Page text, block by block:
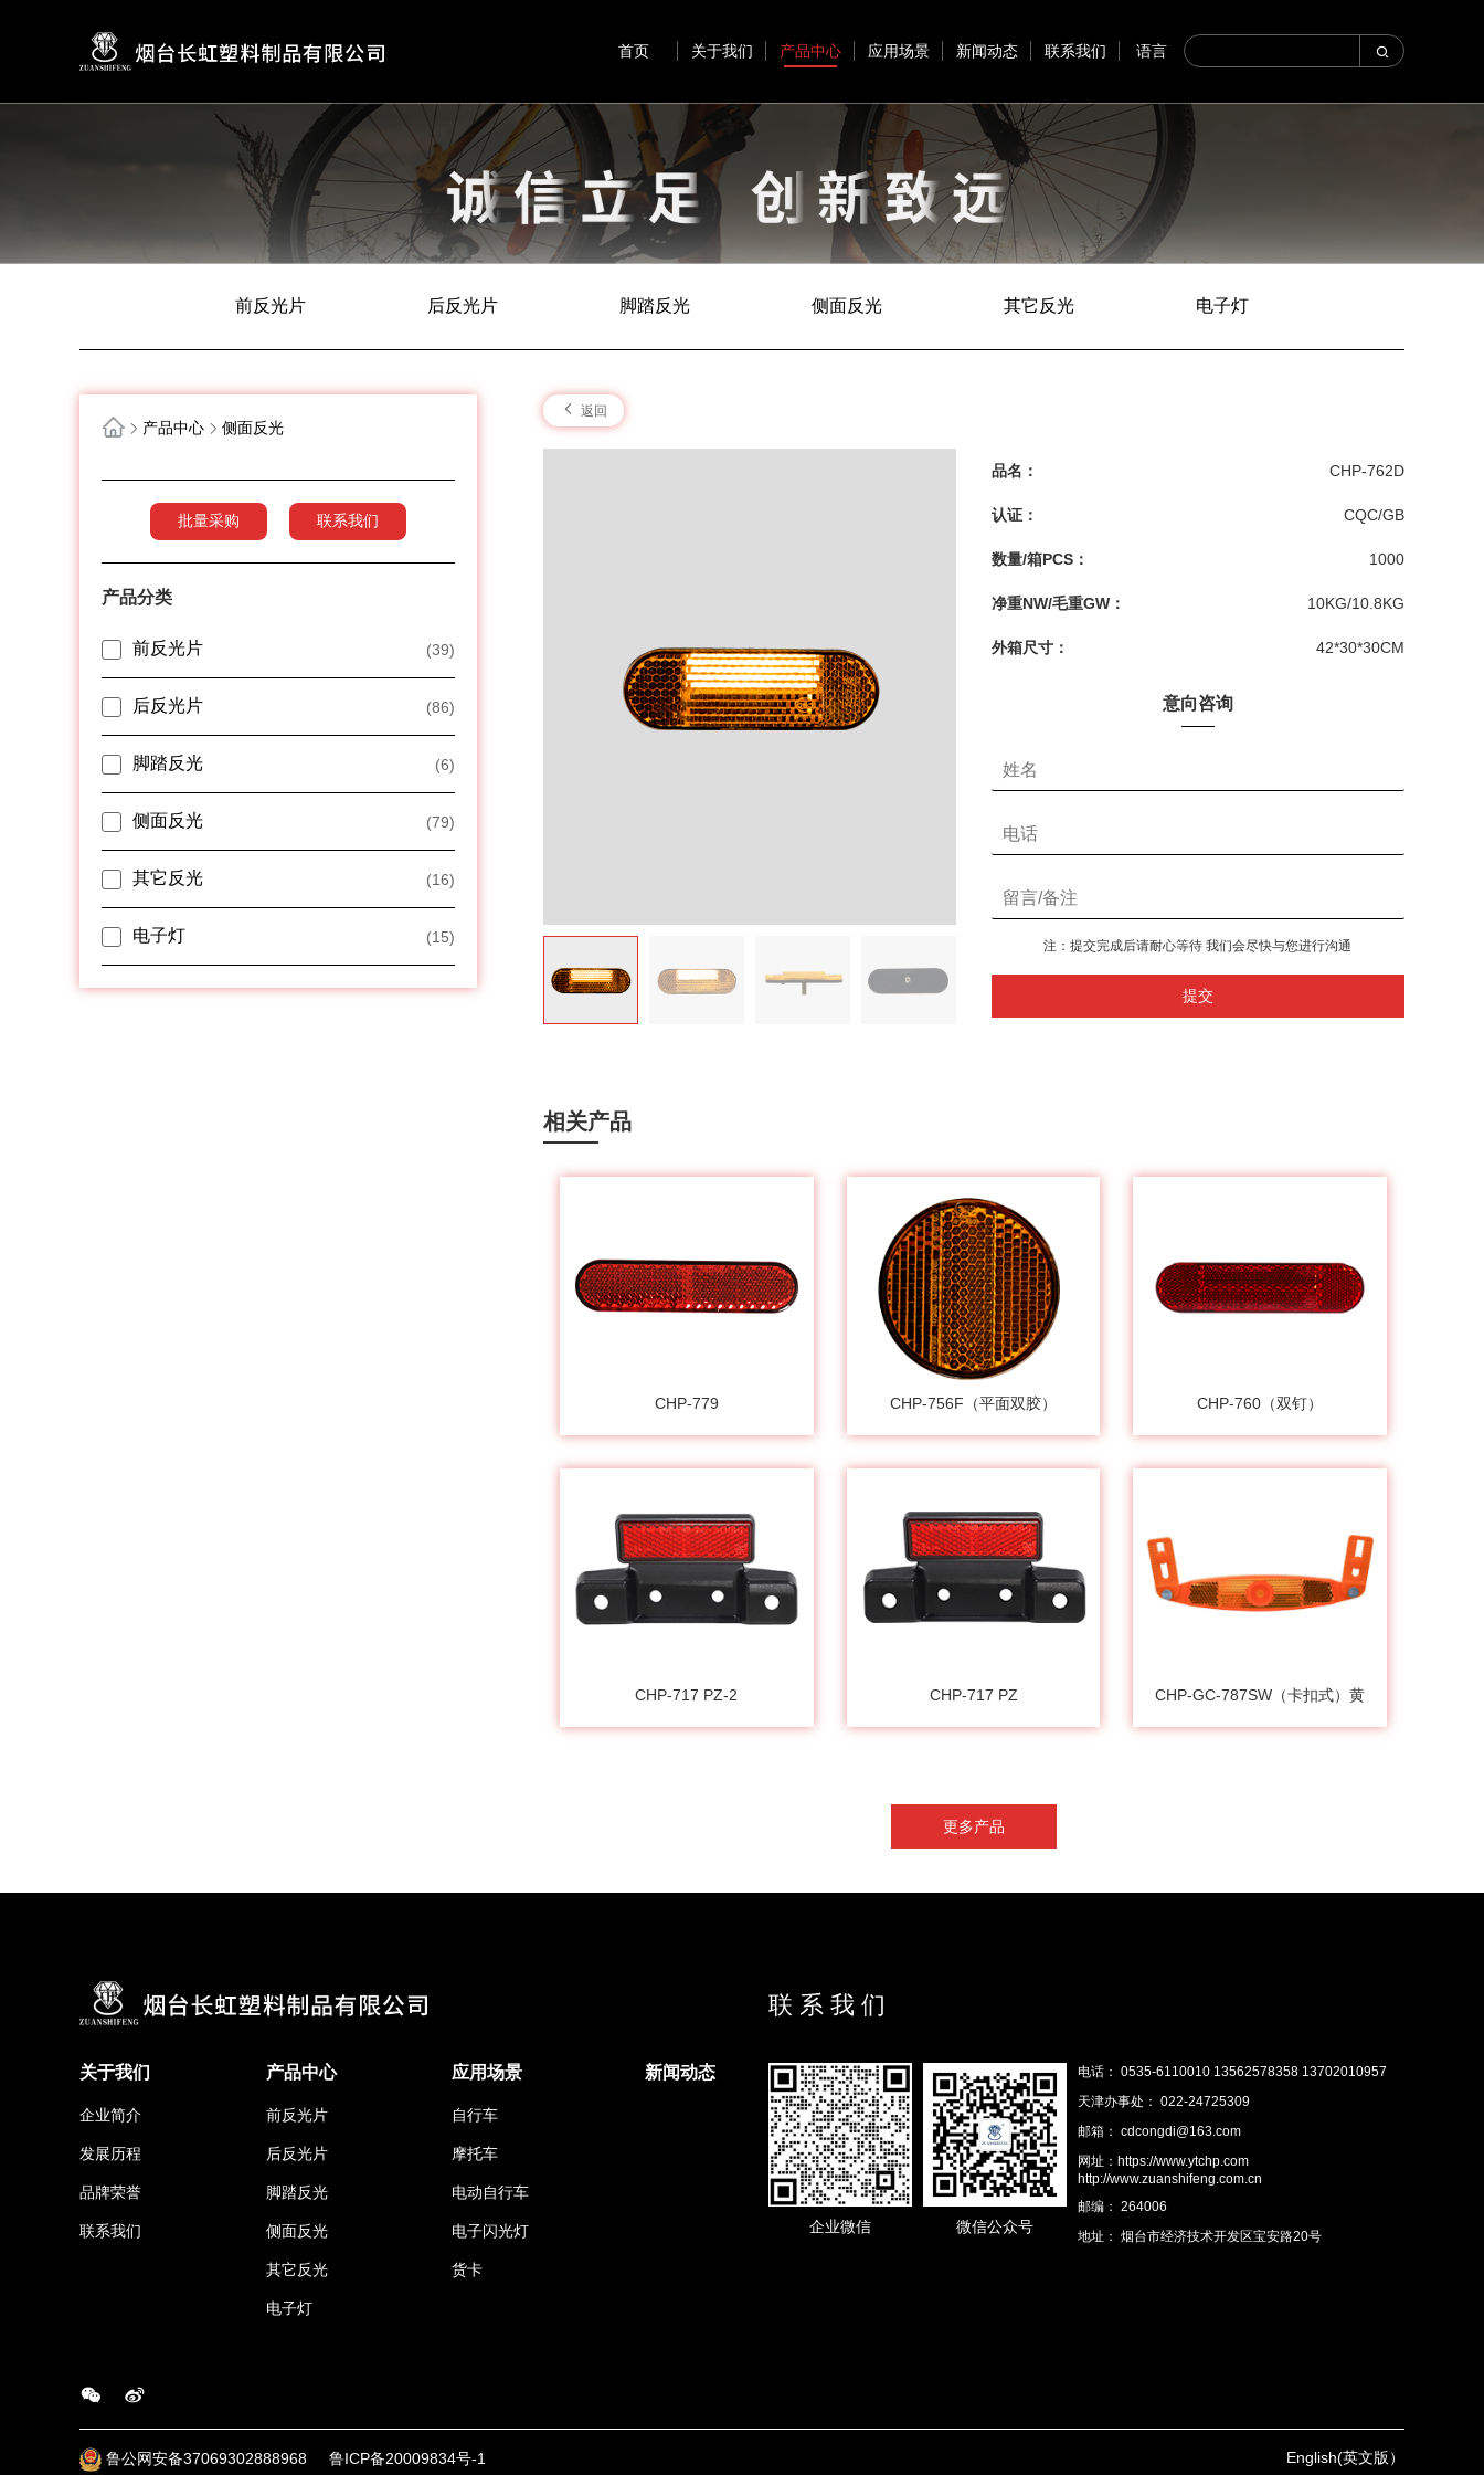
首页 关于我们 产品中心 应用场景 新闻动态 联系我们 语言
前反光片 后反光片 脚踏反光 侧面反光 其它反光 电子灯
产品中心 侧面反光
批量采购 联系我们
产品分类
前反光片 (39)
后反光片 (86)
脚踏反光 (6)
侧面反光 (79)
其它反光 (16)
电子灯 (15)
返回
品名： CHP-762D
认证： CQC/GB
数量/箱PCS： 1000
净重NW/毛重GW： 10KG/10.8KG
外箱尺寸： 42*30*30CM
意向咨询
提交
注：提交完成后请耐心等待 我们会尽快与您进行沟通
相关产品
CHP-779 CHP-756F（平面双胶） CHP-760（双钉）
CHP-717 PZ-2 CHP-717 PZ CHP-GC-787SW（卡扣式）黄
更多产品
关于我们
企业简介
发展历程
品牌荣誉
联系我们
产品中心
前反光片
后反光片
脚踏反光
侧面反光
其它反光
电子灯
应用场景
自行车
摩托车
电动自行车
电子闪光灯
货卡
新闻动态
联 系 我 们
企业微信 微信公众号
电话： 0535-6110010 13562578358 13702010957
天津办事处： 022-24725309
邮箱： cdcongdi@163.com
网址：https://www.ytchp.com
http://www.zuanshifeng.com.cn
邮编： 264006
地址： 烟台市经济技术开发区宝安路20号
鲁公网安备37069302888968 鲁ICP备20009834号-1 English(英文版）